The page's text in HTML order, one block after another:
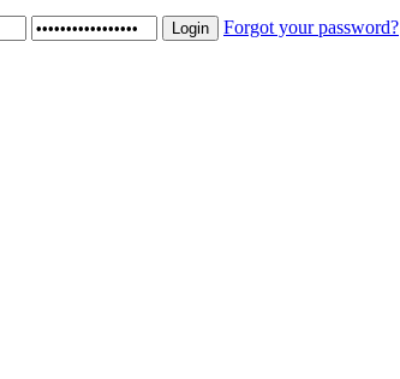
Login Forgot your password?